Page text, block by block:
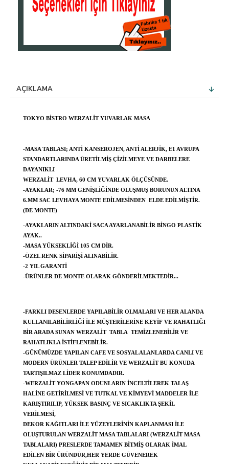
AÇIKLAMA
TOKYO BISTRO WERZALIT YUVARLAK MASA
-MASA TABLASI; ANTI KANSEROJEN, ANTI ALERJIK, E1 AVRUPA
STANDARTLARINDA ÜRETILMIŞ ÇIZILMEYE VE DARBELERE
DAYANIKLI
WERZALIT LEVHA, 60 CM YUVARLAK ÖLÇÜSÜNDE.
-AYAKLAR; -76 MM GENIŞLIĞINDE OLUŞMUŞ BORUNUN ALTINA
6.MM SAC LEVHAYA MONTE EDILMESINDEN ELDE EDILMIŞTIR.
(DE MONTE)
-AYAKLARIN ALTINDAKI SACA AYARLANABILIR BINGO PLASTIK
AYAK..
-MASA YÜKSEKLIĞI 105 CM DIR.
-ÖZEL RENK SIPARIŞI ALINABILIR.
-2 YIL GARANTI
-ÜRÜNLER DE MONTE OLARAK GÖNDERILMEKTEDIR...
-FARKLI DESENLERDE YAPILABILIR OLMALARI VE HER ALANDA
KULLANILABILIRLIĞI ILE MÜŞTERILERINE KEYIF VE RAHATLIĞI
BIR ARADA SUNAN WERZALIT TABLA TEMIZLENEBILIR VE
RAHATLIKLA ISTIFLENEBILIR.
-GÜNÜMÜZDE YAPILAN CAFE VE SOSYAL ALANLARDA CANLI VE
MODERN ÜRÜNLER TALEP EDILIR VE WERZALIT BU KONUDA
TARTIŞILMAZ LIDER KONUMDADIR.
-WERZALIT YONGAPAN ODUNLARIN INCELTILEREK TALAŞ
HALINE GETIRILMESI VE TUTKAL VE KIMYEVI MADDELER ILE
KARIŞTIRILIP, YÜKSEK BASINÇ VE SICAKLIKTA ŞEKIL
VERILMESI,
DEKOR KAĞITLARI ILE YÜZEYLERININ KAPLANMASI ILE
OLUŞTURULAN WERZALIT MASA TABLALARI (WERZALIT MASA
TABLALARI) PRESLERDE TAMAMEN BITMIŞ OLARAK IMAL
EDILEN BIR ÜRÜNDÜR,HER YERDE GÜVENEREK